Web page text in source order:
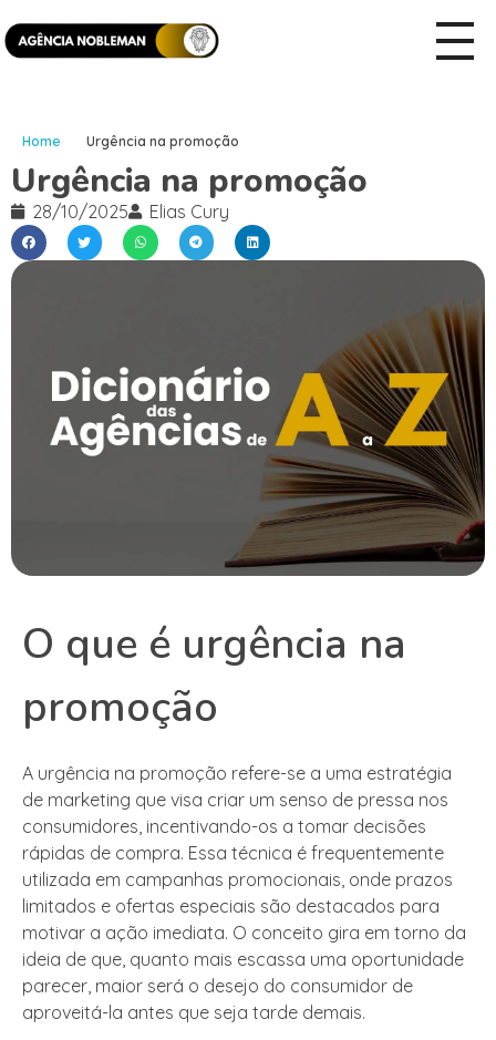
Home Urgência na promoção
Urgência na promoção
28/10/2025 Elias Cury
O que é urgência na
promoção
A urgência na promoção refere-se a uma estratégia
de marketing que visa criar um senso de pressa nos
consumidores, incentivando-os a tomar decisões
rápidas de compra. Essa técnica é frequentemente
utilizada em campanhas promocionais, onde prazos
limitados e ofertas especiais são destacados para
motivar a ação imediata. O conceito gira em torno da
ideia de que, quanto mais escassa uma oportunidade
parecer, maior será o desejo do consumidor de
aproveitá-la antes que seja tarde demais.